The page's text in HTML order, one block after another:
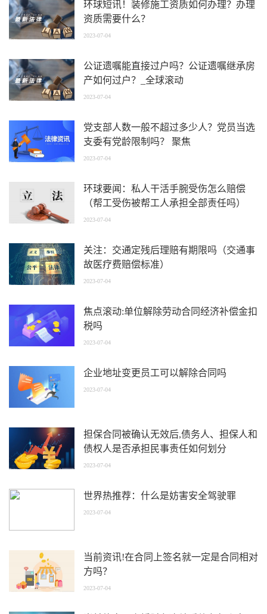
环球短讯！装修施工资质如何办理？办理
资质需要什么？
2023-07-04
公证遗嘱能直接过户吗？公证遗嘱继承房
产如何过户？_全球滚动
2023-07-04
党支部人数一般不超过多少人？党员当选
支委有党龄限制吗？ 聚焦
2023-07-04
环球要闻：私人干活手腕受伤怎么赔偿
（帮工受伤被帮工人承担全部责任吗）
2023-07-04
关注：交通定残后理赔有期限吗（交通事
故医疗费赔偿标准）
2023-07-04
焦点滚动:单位解除劳动合同经济补偿金扣
税吗
2023-07-04
企业地址变更员工可以解除合同吗
2023-07-04
担保合同被确认无效后,债务人、担保人和
债权人是否承担民事责任如何划分
2023-07-04
世界热推荐：什么是妨害安全驾驶罪
2023-07-04
当前资讯!在合同上签名就一定是合同相对
方吗？
2023-07-04